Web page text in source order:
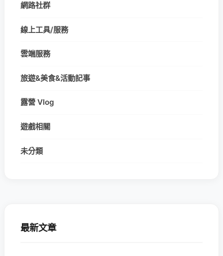
網路社群
線上工具/服務
雲端服務
旅遊&美食&活動記事
露營 Vlog
遊戲相關
未分類
最新文章